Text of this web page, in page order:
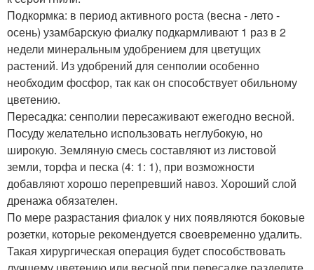
Подкормка: в период активного роста (весна - лето -
осень) узамбарскую фиалку подкармливают 1 раз в 2
недели минеральным удобрением для цветущих
растений. Из удобрений для сенполии особенно
необходим фосфор, так как он способствует обильному
цветению.
Пересадка: сенполии пересаживают ежегодно весной.
Посуду желательно использовать неглубокую, но
широкую. Земляную смесь составляют из листовой
земли, торфа и песка (4: 1: 1), при возможности
добавляют хорошо перепревший навоз. Хороший слой
дренажа обязателен.
По мере разрастания фиалок у них появляются боковые
розетки, которые рекомендуется своевременно удалить.
Такая хирургическая операция будет способствовать